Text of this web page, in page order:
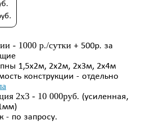
- 1000 р./сутки + 500р. за
1,5х2м, 2х2м, 2х3м, 2х4м
конструкции - отдельно
2х3 - 10 000руб. (усиленная,
по запросу.